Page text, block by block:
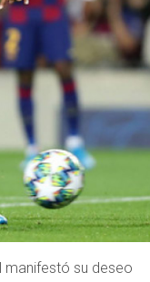
manifestó su deseo